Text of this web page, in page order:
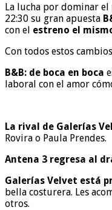
La lucha por dominar el
22:30 su gran apuesta
con el estreno el
Con todos estos cambios
B&B: de boca en boca
laboral con el amor
La rival de Galerías
Rovira o Paula Prendes.
Antena 3 regresa al
Galerías Velvet está
bella costurera. Les
otros.